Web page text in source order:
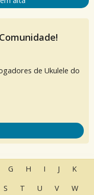
de Ukulele do
G H I J
K
S T U V W